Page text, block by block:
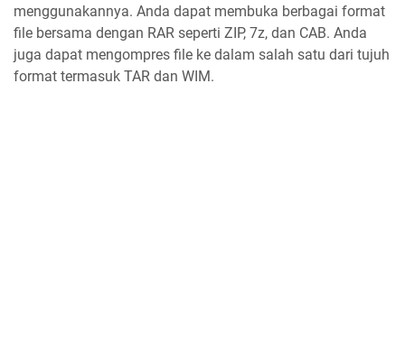
menggunakannya. Anda dapat membuka berbagai format
file bersama dengan RAR seperti ZIP, 7z, dan CAB. Anda
juga dapat mengompres file ke dalam salah satu dari tujuh
format termasuk TAR dan WIM.